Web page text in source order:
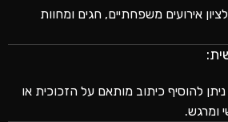
אירועים משפחתיים, חגים ומחוות
ניתן להוסיף כיתוב מותאם על הזכוכית או
ומרגש.